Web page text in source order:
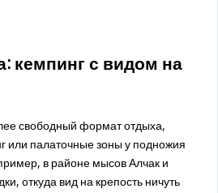
кемпинг с видом на
свободный формат отдыха,
или палаточные зоны у подножия
в районе мысов Алчак и
откуда вид на крепость ничуть